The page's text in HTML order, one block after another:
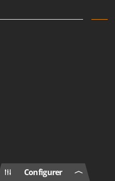
Configurer